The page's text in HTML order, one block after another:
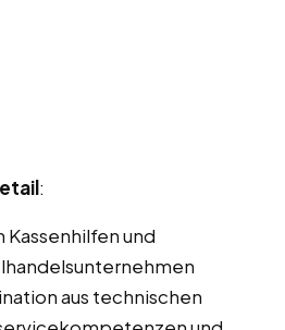
:
Kassenhilfen und
aus technischen